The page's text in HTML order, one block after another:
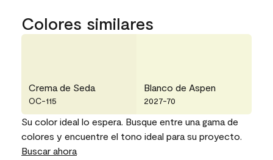
Colores similares
Crema de Seda
OC-115
Blanco de Aspen
2027-70
Su color ideal lo espera. Busque entre una gama de
colores y encuentre el tono ideal para su proyecto.
Buscar ahora